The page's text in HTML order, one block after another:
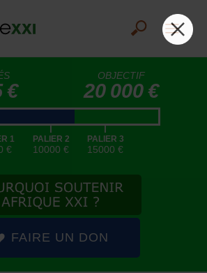
€
OBJECTIF
20 000 €
1
€
|
PALIER 2
10000 €
|
PALIER 3
15000 €
FAIRE UN DON